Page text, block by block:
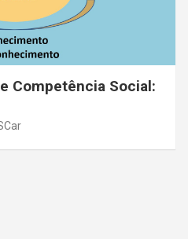
Competência Social: